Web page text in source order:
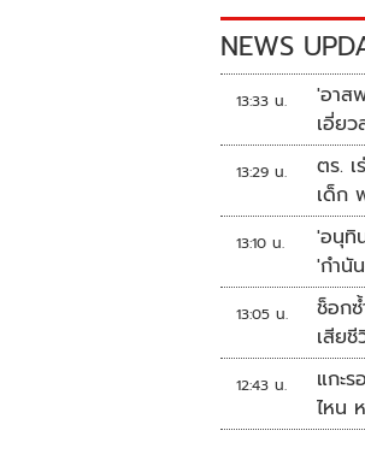
NEWS
13:33 น.
'อาสพลธ์' โต้ 'โร
เอี่ย
ปี
13:29 น.
ตร.
เด็ก
13:10 น.
'อนุทิ
'กำนั
13:05 น.
ช็อก
เสีย
12:43 น.
แกะ
ไหน
นนท